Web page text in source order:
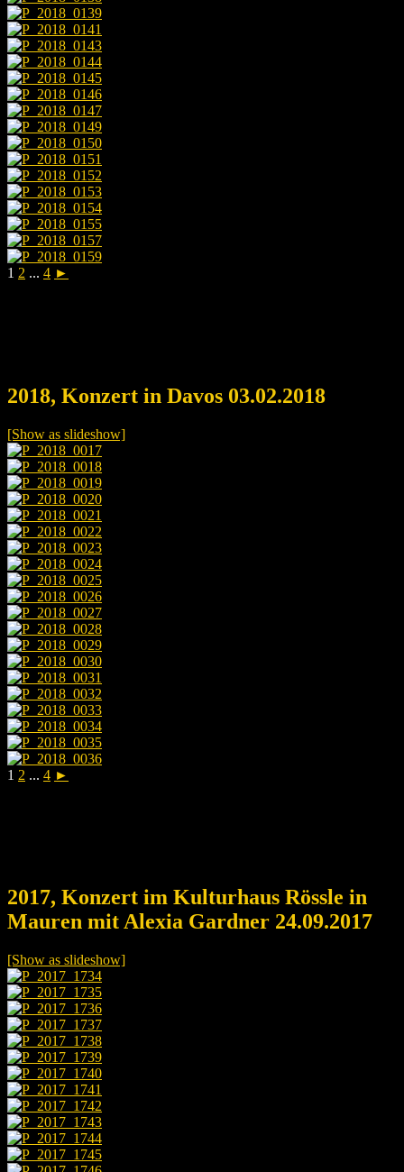
1 2 ... 4 ►
2018, Konzert in Davos 03.02.2018
[Show as slideshow]
1 2 ... 4 ►
2017, Konzert im Kulturhaus Rössle in
Mauren mit Alexia Gardner 24.09.2017
[Show as slideshow]